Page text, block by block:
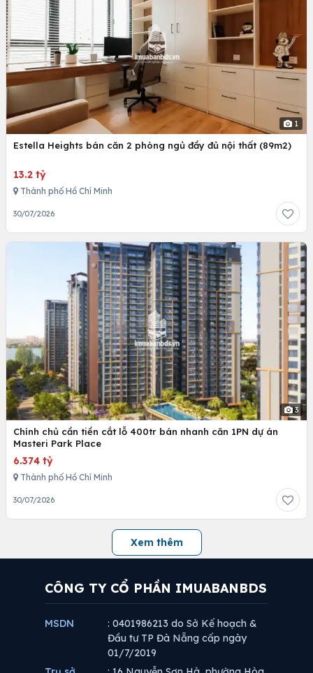
1
Estella Heights bán căn 2 phòng ngủ đầy đủ nội thất (89m2)
13.2 tỷ
Thành phố Hồ Chí Minh
30/07/2026
3
Chính chủ cần tiền cắt lỗ 400tr bán nhanh căn 1PN dự án
Masteri Park Place
6.374 tỷ
Thành phố Hồ Chí Minh
30/07/2026
Xem thêm
CÔNG TY CỔ PHẦN IMUABANBDS
MSDN
: 0401986213 do Sở Kế hoạch &
Đầu tư TP Đà Nẵng cấp ngày
01/7/2019